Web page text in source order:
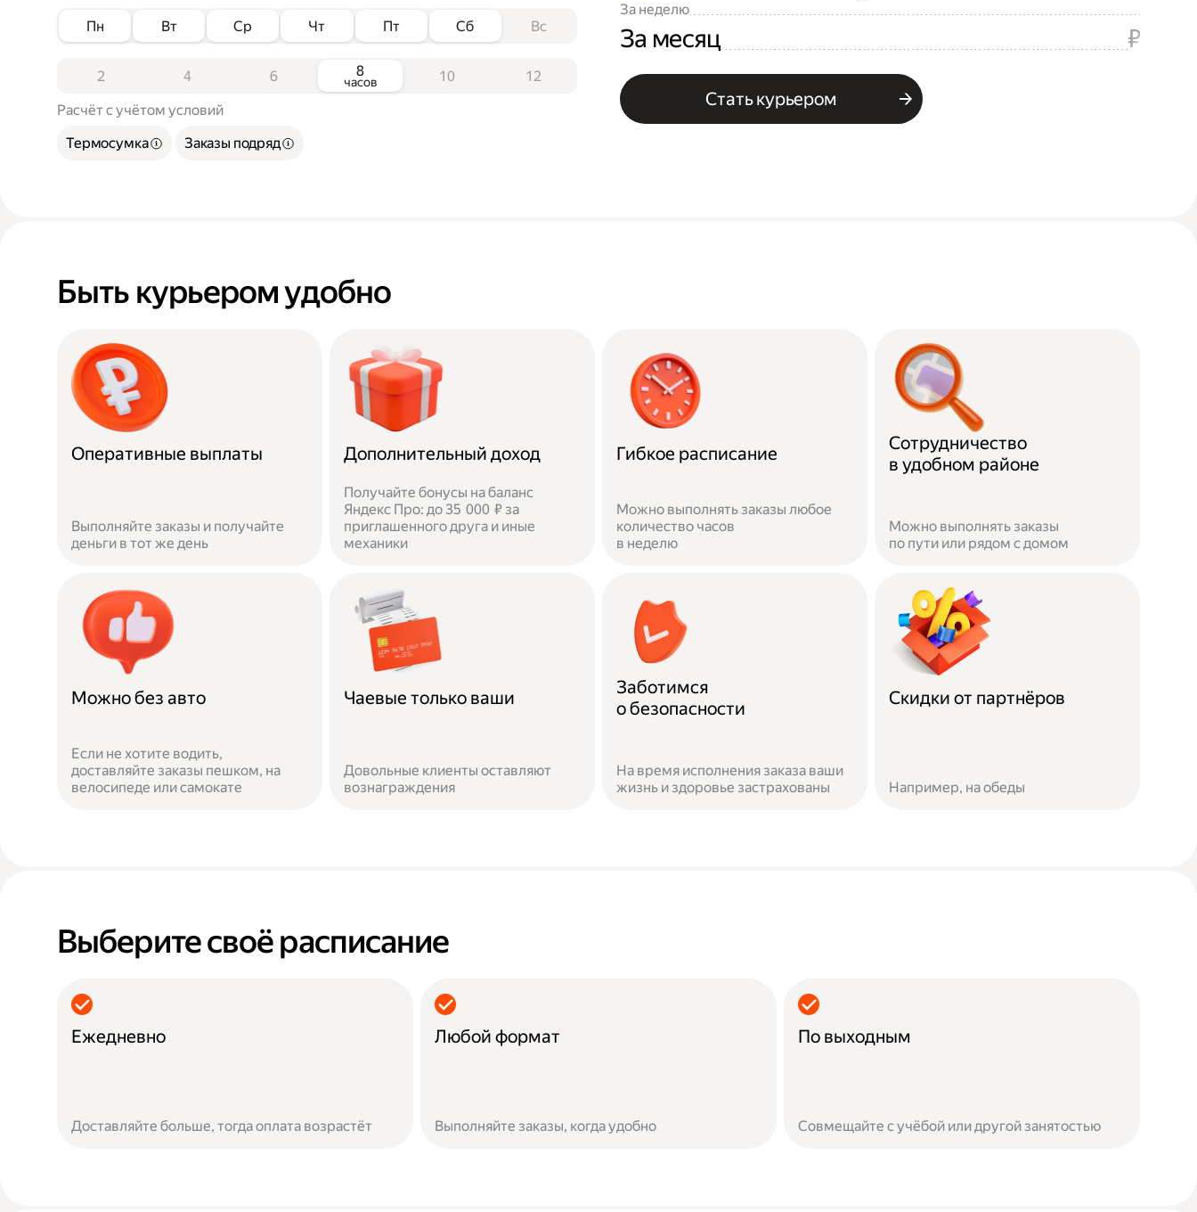
Пн Вт Ср Чт Пт Сб Вс
2 4 6 8
часов 10 12
Расчёт с учётом условий
Термосумка
Заказы подряд
За неделю
За месяц ₽
Стать курьером
Быть курьером удобно
Оперативные выплаты
Выполняйте заказы и получайте
деньги в тот же день
Дополнительный доход
Получайте бонусы на баланс
Яндекс Про: до 35 000 ₽ за
приглашенного друга и иные
механики
Гибкое расписание
Можно выполнять заказы любое
количество часов
в неделю
Сотрудничество
в удобном районе
Можно выполнять заказы
по пути или рядом с домом
Можно без авто
Если не хотите водить,
доставляйте заказы пешком, на
велосипеде или самокате
Чаевые только ваши
Довольные клиенты оставляют
вознаграждения
Заботимся
о безопасности
На время исполнения заказа ваши
жизнь и здоровье застрахованы
Скидки от партнёров
Например, на обеды
Выберите своё расписание
Ежедневно
Доставляйте больше, тогда оплата возрастёт
Любой формат
Выполняйте заказы, когда удобно
По выходным
Совмещайте с учёбой или другой занятостью